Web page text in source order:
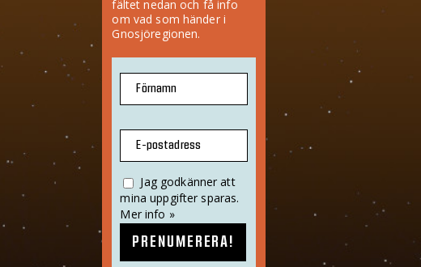
fältet nedan och få info
om vad som händer i
Gnosjöregionen.
Förnamn
E-postadress
Jag godkänner att
mina uppgifter sparas.
Mer info »
PRENUMERERA!